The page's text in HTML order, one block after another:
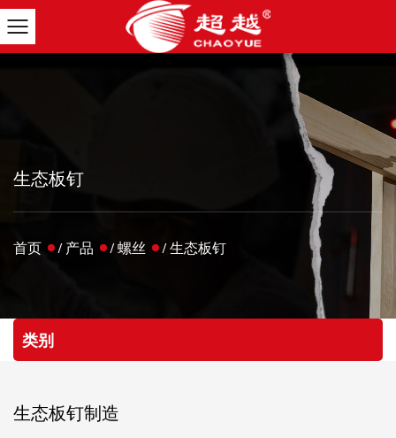
生态板钉
首页 / 产品 / 螺丝 / 生态板钉
类别
生态板钉制造